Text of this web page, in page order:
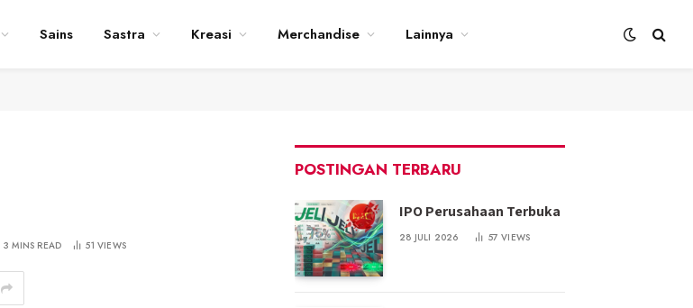
Sains Sastra Kreasi Merchandise Lainnya
3 MINS READ 51VIEWS
POSTINGAN TERBARU
IPO Perusahaan Terbuka
28 JULI 2026 57VIEWS